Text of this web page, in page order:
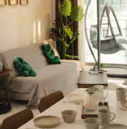
média de 5, 231